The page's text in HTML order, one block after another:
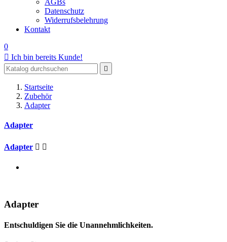
AGBs
Datenschutz
Widerrufsbelehrung
Kontakt
0
 Ich bin bereits Kunde!

Startseite
Zubehör
Adapter
Adapter
Adapter  
Adapter
Entschuldigen Sie die Unannehmlichkeiten.